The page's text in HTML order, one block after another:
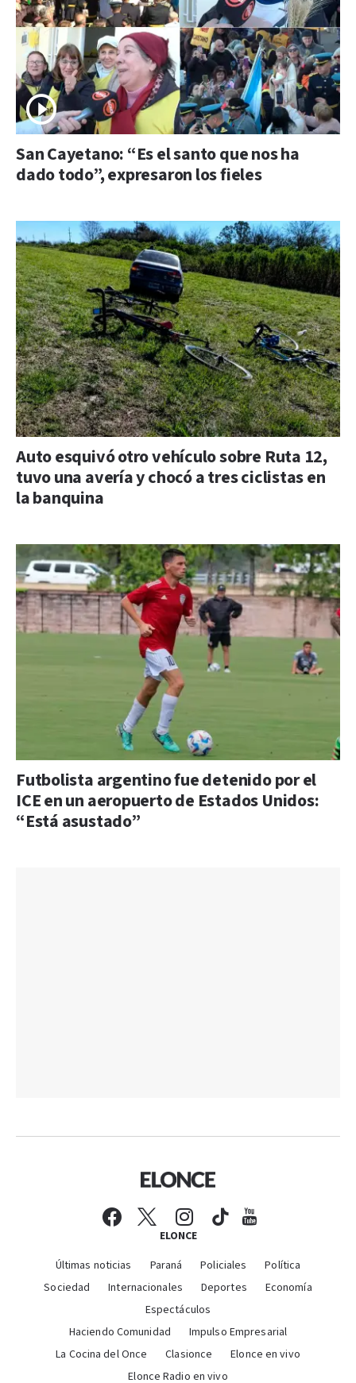
San Cayetano: “Es el santo que nos ha
dado todo”, expresaron los fieles
Auto esquivó otro vehículo sobre Ruta 12,
tuvo una avería y chocó a tres ciclistas en
la banquina
Futbolista argentino fue detenido por el
ICE en un aeropuerto de Estados Unidos:
“Está asustado”
ELONCE
Últimas noticias Paraná Policiales
Política
Sociedad
Internacionales Deportes
Economía
Espectáculos
Haciendo Comunidad
Impulso Empresarial
La Cocina del Once
Clasionce
Elonce en vivo
Elonce Radio en vivo